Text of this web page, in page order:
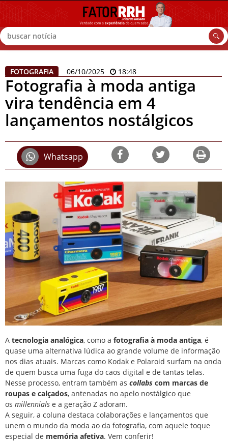
Buscar
FOTOGRAFIA 06/10/2025 18:48
Fotografia à moda antiga
vira tendência em 4
lançamentos nostálgicos
Whatsapp
A tecnologia analógica, como a fotografia à moda antiga, é
quase uma alternativa lúdica ao grande volume de informação
nos dias atuais. Marcas como Kodak e Polaroid surfam na onda
de quem busca uma fuga do caos digital e de tantas telas.
Nesse processo, entram também as collabs com marcas de
roupas e calçados, antenadas no apelo nostálgico que
os millennials e a geração Z adoram.
A seguir, a coluna destaca colaborações e lançamentos que
unem o mundo da moda ao da fotografia, com aquele toque
especial de memória afetiva. Vem conferir!